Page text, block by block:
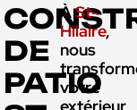
DE
PATIO
ÀSt-
Hilaire,
nous
votre
extérieur